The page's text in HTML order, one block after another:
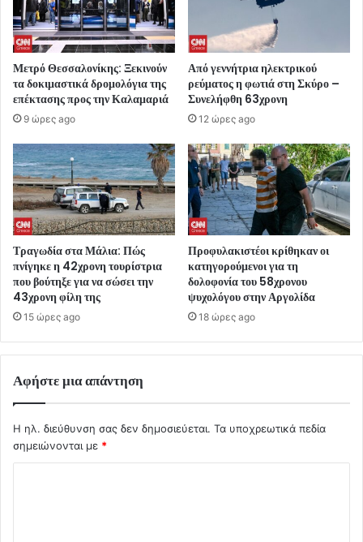
Μετρό Θεσσαλονίκης: Ξεκινούν
τα δοκιμαστικά δρομολόγια της
επέκτασης προς την Καλαμαριά
9 ώρες ago
Από γεννήτρια ηλεκτρικού
ρεύματος η φωτιά στη Σκύρο –
Συνελήφθη 63χρονη
12 ώρες ago
Τραγωδία στα Μάλια: Πώς
πνίγηκε η 42χρονη τουρίστρια
που βούτηξε για να σώσει την
43χρονη φίλη της
15 ώρες ago
Προφυλακιστέοι κρίθηκαν οι
κατηγορούμενοι για τη
δολοφονία του 58χρονου
ψυχολόγου στην Αργολίδα
18 ώρες ago
Αφήστε μια απάντηση
Η ηλ. διεύθυνση σας δεν δημοσιεύεται. Τα υποχρεωτικά πεδία
σημειώνονται με *